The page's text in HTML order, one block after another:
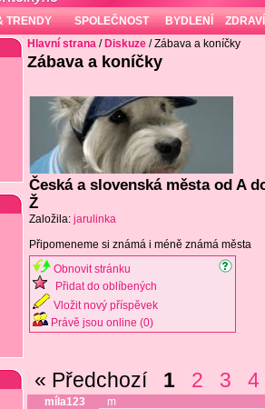
TRENDY SPOLEČNOST BYDLENÍ ZDRAVÍ
Hlavní strana / Diskuze / Zábava a koníčky
Zábava a koníčky
Česká a slovenská města od A
Ž
Založila: jarulinka
Připomeneme si známá i méně známá města
Obnovit stránku
Přidat do oblíbených
Vložit nový příspěvek
Právě jsou online (0)
« Předchozí 1 2 3 4
míla123 m